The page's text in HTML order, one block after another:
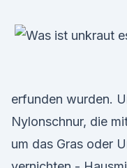
erfunden wurden.
Nylonschnur, die
um das Gras oder